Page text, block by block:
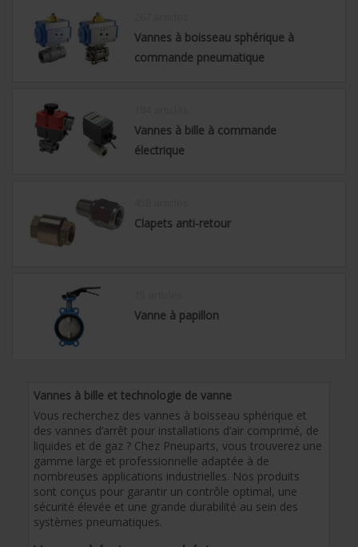
Vannes à boisseau sphérique à
commande pneumatique
Vannes à bille à commande
électrique
Clapets anti-retour
Vanne à papillon
Vannes à bille et technologie de vanne
Vous recherchez des vannes à boisseau sphérique et
des vannes d’arrêt pour installations d’air comprimé, de
liquides et de gaz ? Chez Pneuparts, vous trouverez une
gamme large et professionnelle adaptée à de
nombreuses applications industrielles. Nos produits
sont conçus pour garantir un contrôle optimal, une
sécurité élevée et une grande durabilité au sein des
systèmes pneumatiques.